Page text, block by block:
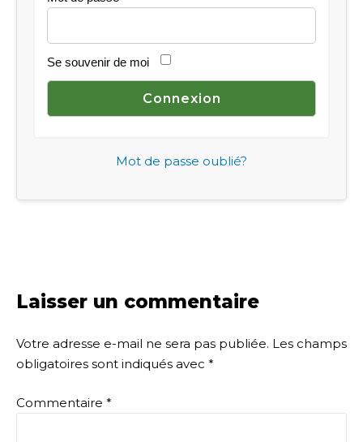
Se souvenir de moi
Mot de passe oublié?
Laisser un commentaire
Votre adresse e-mail ne sera pas publiée. Les champs
obligatoires sont indiqués avec *
Commentaire *